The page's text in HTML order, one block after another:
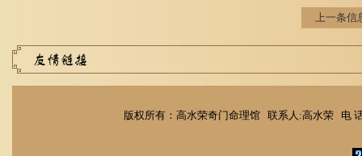
上一条信
版权所有：高水荣奇门命理馆 联系人:高水荣 电